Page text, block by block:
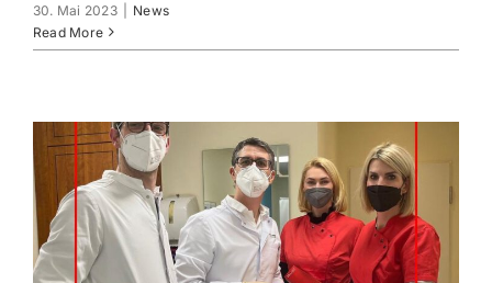
30. Mai 2023
News
Read More